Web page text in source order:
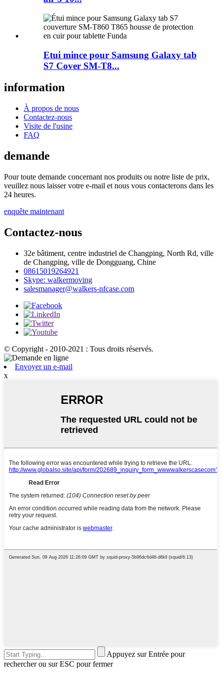
Etui mince pour Samsung Galaxy tab
S7 Cover SM-T8...
information
À propos de nous
Contactez-nous
Visite de l'usine
FAQ
demande
Pour toute demande concernant nos produits ou notre liste de prix,
veuillez nous laisser votre e-mail et nous vous contacterons dans les
24 heures.
enquête maintenant
Contactez-nous
32e bâtiment, centre industriel de Changping, North Rd, ville
de Changping, ville de Dongguang, Chine
08615019264921
Skype: walkermoving
salesmanager@walkers-nfcase.com
© Copyright - 2010-2021 : Tous droits réservés.
Envoyer un e-mail
x
Appuyez sur Entrée pour
rechercher ou sur ESC pour fermer